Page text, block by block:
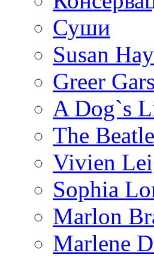
Суши
Susan
Greer
A Dog`s
The
Vivien
Sophia
Marlon
Marlene